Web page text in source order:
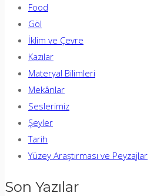
Food
Göl
İklim ve Çevre
Kazılar
Materyal Bilimleri
Mekânlar
Seslerimiz
Şeyler
Tarih
Yüzey Araştırması ve Peyzajlar
Son Yazılar